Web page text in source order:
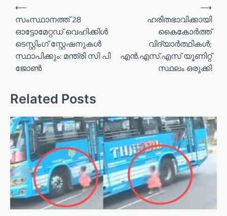
v
i
g
a
t
i
o
n
⟵
സംസ്ഥാനത്ത് 28
ഓട്ടോമേറ്റഡ് വെഹിക്കിൾ
ടെസ്റ്റിംഗ് സ്റ്റേഷനുകൾ
സ്ഥാപിക്കും: മന്ത്രി സി പി
ജോൺ
ഹരിതഭാവിക്കായി
കൈകോർത്ത്
വിദ്യാർത്ഥികൾ;
എൻ.എസ്.എസ് യൂണിറ്റ്
സ്ഥലം ഒരുക്കി
⟶
Related Posts